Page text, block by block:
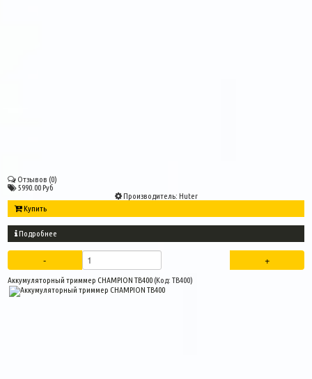
Отзывов (0)
5990.00 Руб
Производитель: Huter
Купить
Подробнее
Аккумуляторный триммер CHAMPION TB400 (Код:TB400)